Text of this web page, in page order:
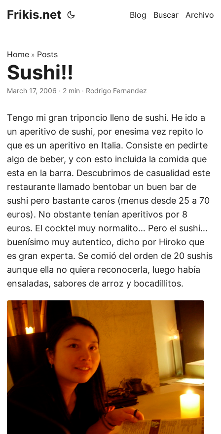
Frikis.net Blog Buscar Archivo
Home » Posts
Sushi!!
March 17, 2006 · 2 min · Rodrigo Fernandez
Tengo mi gran triponcio lleno de sushi. He ido a
un aperitivo de sushi, por enesima vez repito lo
que es un aperitivo en Italia. Consiste en pedirte
algo de beber, y con esto incluida la comida que
esta en la barra. Descubrimos de casualidad este
restaurante llamado bentobar un buen bar de
sushi pero bastante caros (menus desde 25 a 70
euros). No obstante tenían aperitivos por 8
euros. El cocktel muy normalito… Pero el sushi…
buenísimo muy autentico, dicho por Hiroko que
es gran experta. Se comió del orden de 20 sushis
aunque ella no quiera reconocerla, luego había
ensaladas, sabores de arroz y bocadillitos.